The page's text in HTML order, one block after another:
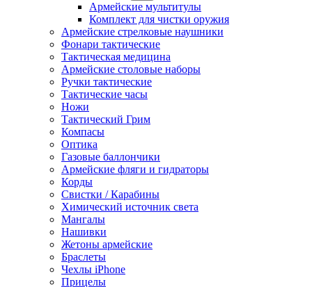
Армейские мультитулы
Комплект для чистки оружия
Армейские стрелковые наушники
Фонари тактические
Тактическая медицина
Армейские столовые наборы
Ручки тактические
Тактические часы
Ножи
Тактический Грим
Компасы
Оптика
Газовые баллончики
Армейские фляги и гидраторы
Корды
Свистки / Карабины
Химический источник света
Мангалы
Нашивки
Жетоны армейские
Браслеты
Чехлы iPhone
Прицелы